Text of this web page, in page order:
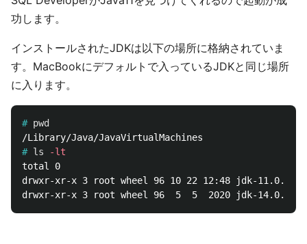
功します。
インストールされたJDKは以下の場所に格納されていま
す。MacBookにデフォルトで入っているJDKと同じ場所
に入ります。
# pwd
# ls
-lt
total 0
drwxr-xr-x 3 root wheel 96 10 22 12:48 jdk-